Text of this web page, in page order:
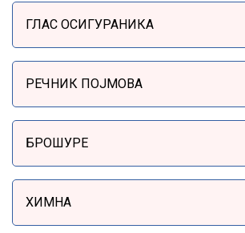
ГЛАС ОСИГУРАНИКА
РЕЧНИК ПОЈМОВА
БРОШУРЕ
ХИМНА